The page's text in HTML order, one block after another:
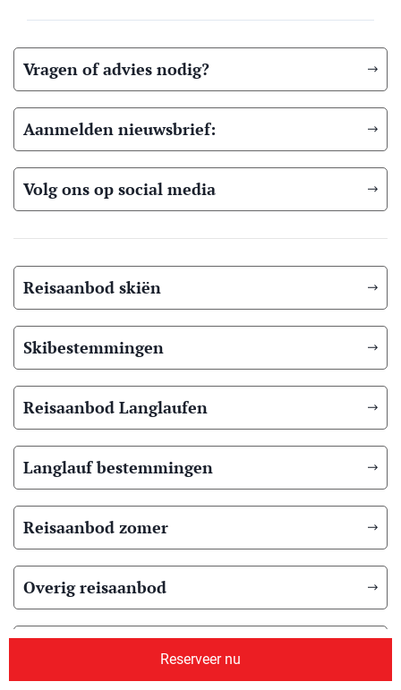
Reserveer nu
Vragen of advies nodig?
Aanmelden nieuwsbrief:
Volg ons op social media
Reisaanbod skiën
Skibestemmingen
Reisaanbod Langlaufen
Langlauf bestemmingen
Reisaanbod zomer
Overig reisaanbod